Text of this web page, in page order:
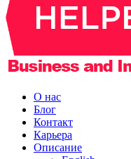
О нас
Блог
Контакт
Карьера
Описание